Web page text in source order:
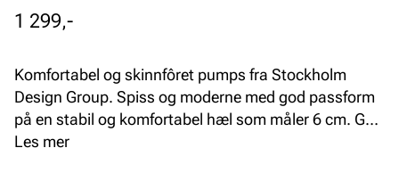
Pris
1 299,-
Komfortabel og skinnfôret pumps fra Stockholm
Design Group. Spiss og moderne med god passform
på en stabil og komfortabel hæl som måler 6 cm. Gele
innersåler for økt komfort. Finnes i sort og rødt.
Les mer